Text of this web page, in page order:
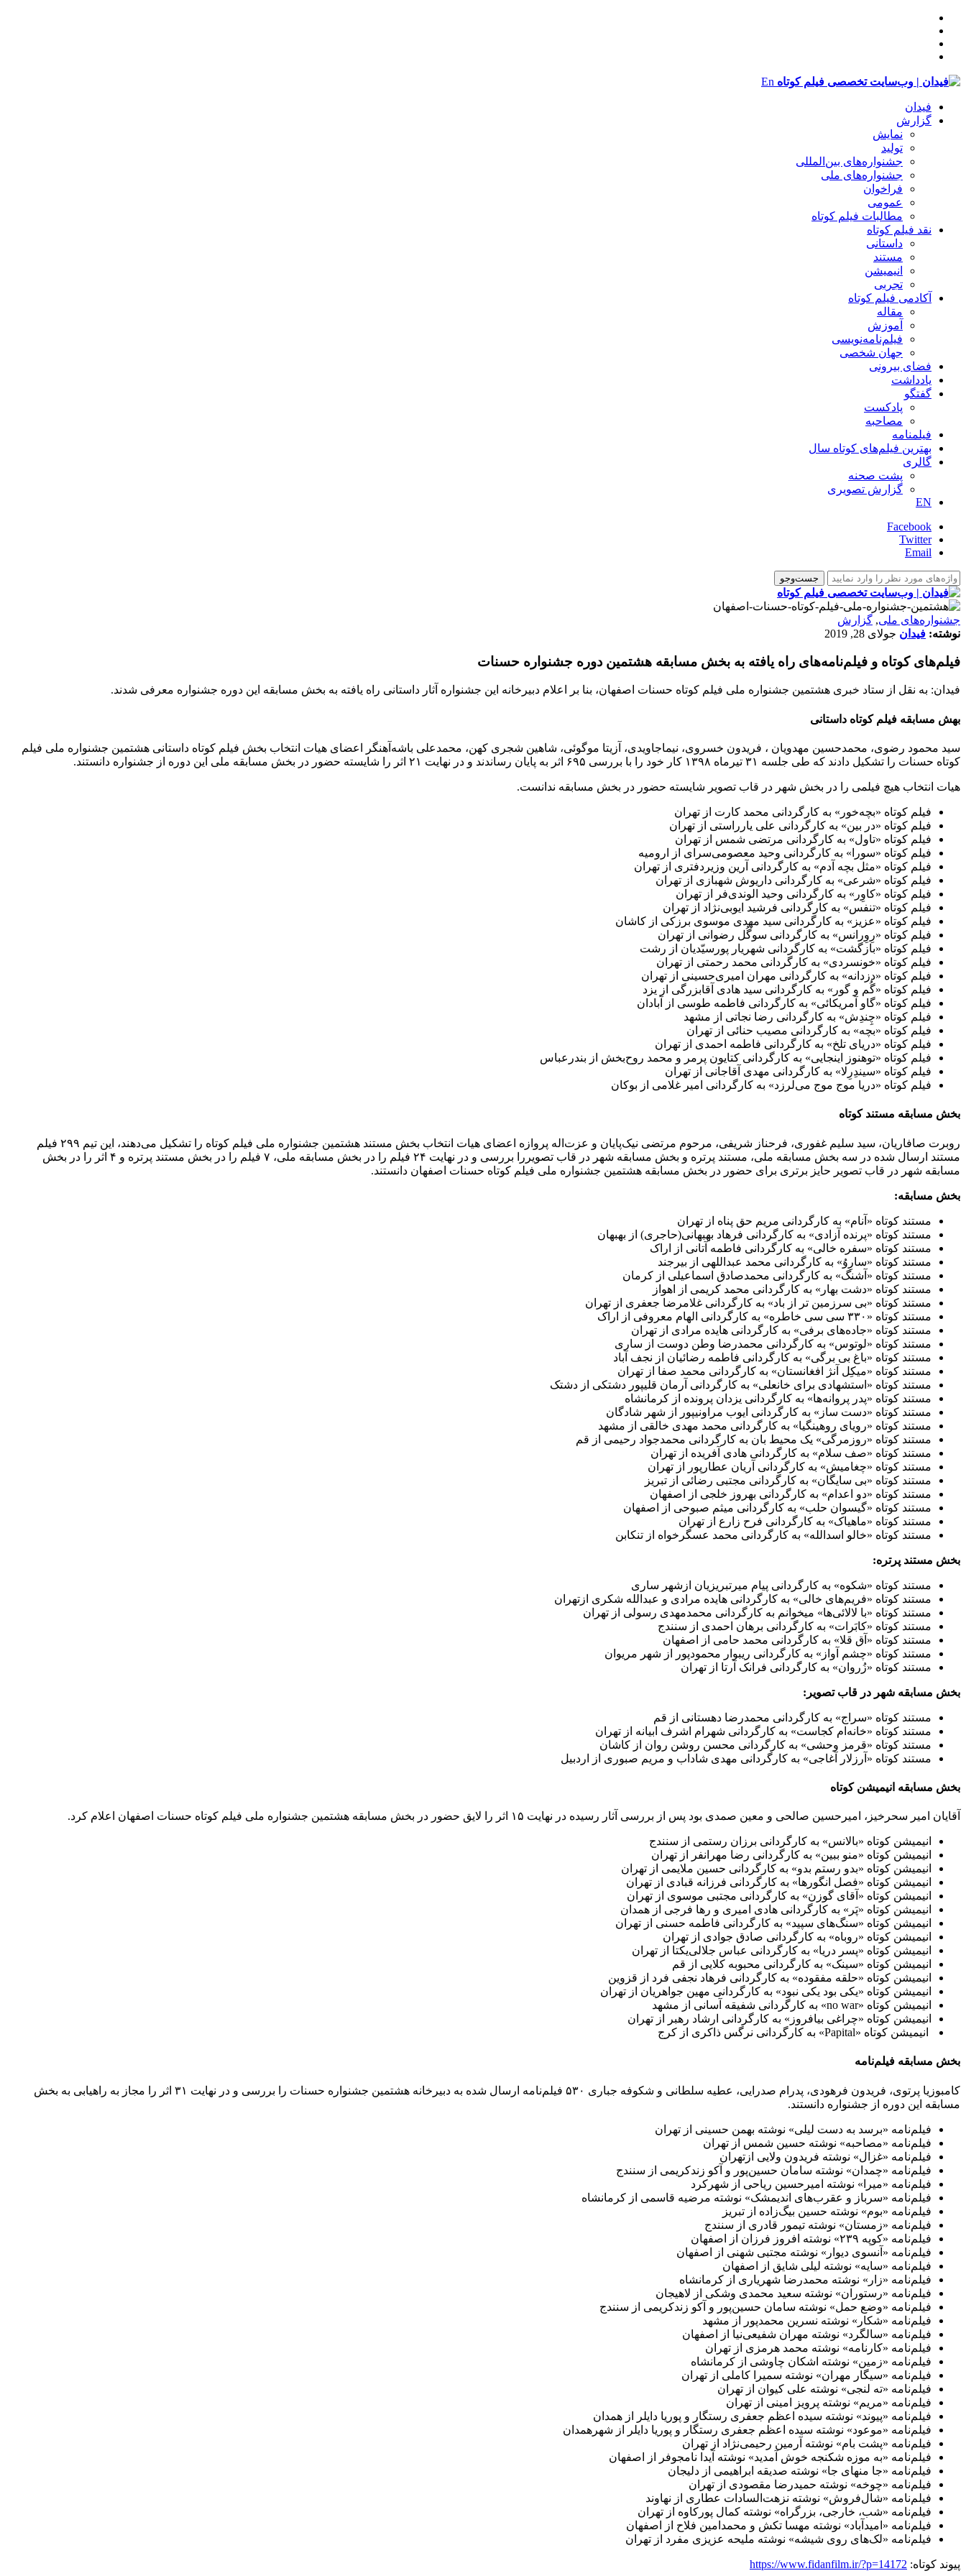
En
فیدان
گزارش
نمایش
تولید
‌‌جشنواره‌های بین‌المللی
جشنواره‌های ملی
فراخوان
عمومی
مطالبات فیلم کوتاه
نقد فیلم کوتاه
داستانی
مستند
انیمیشن
تجربی
آکادمی فیلم کوتاه
مقاله
آموزش
فیلم‌نامه‌نویسی
جهان شخصی
فضای بیرونی
یادداشت
گفتگو
پادکست
مصاحبه
فیلمنامه
بهترین فیلم‌های کوتاه سال
گالری
پشت صحنه
گزارش تصویری
EN
Facebook
Twitter
Email
جشنواره‌های ملی, گزارش
نوشته: فیدان جولای 28, 2019
فیلم‌های کوتاه و فیلم‌نامه‌های راه یافته به بخش مسابقه هشتمین دوره جشنواره حسنات
فیدان: به نقل از ستاد خبری هشتمین جشنواره ملی فیلم کوتاه حسنات اصفهان، بنا بر اعلام دبیرخانه این جشنواره آثار داستانی راه یافته به بخش مسابقه این دوره جشنواره معرفی شدند.
بهش مسابقه فیلم کوتاه داستانی
سید محمود رضوی، محمدحسین مهدویان ، فریدون خسروی، نیماجاویدی، آزیتا موگوئی، شاهین شجری کهن، محمدعلی باشه‌آهنگر اعضای هیات انتخاب بخش فیلم کوتاه داستانی هشتمین جشنواره ملی فیلم
کوتاه حسنات را تشکیل دادند که طی جلسه ۳۱ تیرماه ۱۳۹۸ کار خود را با بررسی ۶۹۵ اثر به پایان رساندند و در نهایت ۲۱ اثر را شایسته حضور در بخش مسابقه ملی این دوره از جشنواره دانستند.
هیات انتخاب هیچ فیلمی را در بخش شهر در قاب تصویر شایسته حضور در بخش مسابقه ندانست.
فیلم کوتاه «بچه‌خور» به کارگردانی محمد کارت از تهران
فیلم کوتاه «در بین» به کارگردانی علی یارراستی از تهران
فیلم کوتاه «تاول» به کارگردانی مرتضی شمس از تهران
فیلم کوتاه «سورا» به کارگردانی وحید معصومی‌سرای از ارومیه
فیلم کوتاه «مثل بچه آدم» به کارگردانی آرین وزیردفتری از تهران
فیلم کوتاه «شرعی» به کارگردانی داریوش شهبازی از تهران
فیلم کوتاه «کاوِر» به کارگردانی وحید الوندی‌فر از تهران
فیلم کوتاه «تنفس» به کارگردانی فرشید ایوبی‌نژاد از تهران
فیلم کوتاه «عزیز» به کارگردانی سید مهدی موسوی برزکی از کاشان
فیلم کوتاه «رِوِرانس» به کارگردانی سوگُل رضوانی از تهران
فیلم کوتاه «بازگشت» به کارگردانی شهریار پورسیّدیان از رشت
فیلم کوتاه «خونسردی» به کارگردانی محمد رحمتی از تهران
فیلم کوتاه «دزدانه» به کارگردانی مهران امیری‌حسینی از تهران
فیلم کوتاه «گُم و گور» به کارگردانی سید هادی آقابزرگی از یزد
فیلم کوتاه «گاو آمریکائی» به کارگردانی فاطمه طوسی از آبادان
فیلم کوتاه «چِندِش» به کارگردانی رضا نجاتی از مشهد
فیلم کوتاه «بچه» به کارگردانی مصیب حنائی از تهران
فیلم کوتاه «دریای تلخ» به کارگردانی فاطمه احمدی از تهران
فیلم کوتاه «توهنوز اینجایی» به کارگردانی کتایون پرمر و محمد روح‌بخش از بندرعباس
فیلم کوتاه «سیندِرِلا» به کارگردانی مهدی آقاجانی از تهران
فیلم کوتاه «دریا موج موج می‌لرزد» به کارگردانی امیر غلامی از بوکان
بخش مسابقه مستند کوتاه
روبرت صافاریان، سید سلیم غفوری، فرحناز شریفی، مرحوم مرتضی نیک‌پایان و عزت‌اله پروازه اعضای هیات انتخاب بخش مستند هشتمین جشنواره ملی فیلم کوتاه را تشکیل می‌دهند، این تیم ۲۹۹ فیلم
مستند ارسال شده در سه بخش مسابقه ملی، مستند پرتره و بخش مسابقه شهر در قاب تصویررا بررسی و در نهایت ۲۴ فیلم را در بخش مسابقه ملی، ۷ فیلم را در بخش مستند پرتره و ۴ اثر را در بخش
مسابقه شهر در قاب تصویر حایز برتری برای حضور در بخش مسابقه هشتمین جشنواره ملی فیلم کوتاه حسنات اصفهان دانستند.
بخش مسابقه:
مستند کوتاه «آنام» به کارگردانی مریم حق پناه از تهران
مستند کوتاه «پرنده آزادی» به کارگردانی فرهاد بهبهانی(حاجری) از بهبهان
مستند کوتاه «سفره خالی» به کارگردانی فاطمه آتانی از اراک
مستند کوتاه «سارِوُ» به کارگردانی محمد عبداللهی از بیرجند
مستند کوتاه «آشنگ» به کارگردانی محمدصادق اسماعیلی از کرمان
مستند کوتاه «دشت بهار» به کارگردانی محمد کریمی از اهواز
مستند کوتاه «بی سرزمین تر از باد» به کارگردانی غلامرضا جعفری از تهران
مستند کوتاه «۳۳۰ سی سی خاطره» به کارگردانی الهام معروفی از اراک
مستند کوتاه «جاده‌های برفی» به کارگردانی هایده مرادی از تهران
مستند کوتاه «لوتوس» به کارگردانی محمدرضا وطن دوست از ساری
مستند کوتاه «باغ بی برگی» به کارگردانی فاطمه رضائیان از نجف آباد
مستند کوتاه «میکِل آنژ افغانستان» به کارگردانی محمد صفا از تهران
مستند کوتاه «استشهادی برای خانعلی» به کارگردانی آرمان قلیپور دشتکی از دشتک
مستند کوتاه «پدر پروانه‌ها» به کارگردانی یزدان پرونده از کرمانشاه
مستند کوتاه «دست ساز» به کارگردانی ایوب مراونیپور از شهر شادگان
مستند کوتاه «رویای روهینگیا» به کارگردانی محمد مهدی خالقی از مشهد
مستند کوتاه «روزمرگی» یک محیط بان به کارگردانی محمدجواد رحیمی از قم
مستند کوتاه «صف سلام» به کارگردانی هادی آفریده از تهران
مستند کوتاه «چغامیش» به کارگردانی آریان عطارپور از تهران
مستند کوتاه «بی سایگان» به کارگردانی مجتبی رضائی از تبریز
مستند کوتاه «دو اعدام» به کارگردانی بهروز خلجی از اصفهان
مستند کوتاه «گیسوان حلب» به کارگردانی میثم صبوحی از اصفهان
مستند کوتاه «ماهیاک» به کارگردانی فرح زارع از تهران
مستند کوتاه «خالو اسدالله» به کارگردانی محمد عسگرخواه از تنکابن
بخش مستند پرتره:
مستند کوتاه «شکوه» به کارگردانی پیام میرتبریزیان ازشهر ساری
مستند کوتاه «فریم‌های خالی» به کارگردانی هایده مرادی و عبدالله شکری ازتهران
مستند کوتاه «با لالائی‌ها» میخوانم به کارگردانی محمدمهدی رسولی از تهران
مستند کوتاه «کابَرات» به کارگردانی برهان احمدی از سنندج
مستند کوتاه «آق قلا» به کارگردانی محمد حامی از اصفهان
مستند کوتاه «چشم آواز» به کارگردانی ریبوار محمودپور از شهر مریوان
مستند کوتاه «زُروان» به کارگردانی فرانک آرتا از تهران
بخش مسابقه شهر در قاب تصویر:
مستند کوتاه «سراج» به کارگردانی محمدرضا دهستانی از قم
مستند کوتاه «خانه‌ام کجاست» به کارگردانی شهرام اشرف ابیانه از تهران
مستند کوتاه «قرمز وحشی» به کارگردانی محسن روشن روان از کاشان
مستند کوتاه «آرزلار آغاجی» به کارگردانی مهدی شاداب و مریم صبوری از اردبیل
بخش مسابقه انیمیشن کوتاه
آقایان امیر سحرخیز، امیرحسین صالحی و معین صمدی بود پس از بررسی آثار رسیده در نهایت ۱۵ اثر را لایق حضور در بخش مسابقه هشتمین جشنواره ملی فیلم کوتاه حسنات اصفهان اعلام کرد.
انیمیشن کوتاه «بالانس» به کارگردانی برزان رستمی از سنندج
انیمیشن کوتاه «منو ببین» به کارگردانی رضا مهرانفر از تهران
انیمیشن کوتاه «بدو رستم بدو» به کارگردانی حسین ملایمی از تهران
انیمیشن کوتاه «فصل انگورها» به کارگردانی فرزانه قبادی از تهران
انیمیشن کوتاه «آقای گوزن» به کارگردانی مجتبی موسوی از تهران
انیمیشن کوتاه «پَر» به کارگردانی هادی امیری و رها فرجی از همدان
انیمیشن کوتاه «سنگ‌های سپید» به کارگردانی فاطمه حسنی از تهران
انیمیشن کوتاه «روباه» به کارگردانی صادق جوادی از تهران
انیمیشن کوتاه «پسر دریا» به کارگردانی عباس جلالی‌یکتا از تهران
انیمیشن کوتاه «سینک» به کارگردانی محبوبه کلایی از قم
انیمیشن کوتاه «حلقه مفقوده» به کارگردانی فرهاد نجفی ‌فرد از قزوین
انیمیشن کوتاه «یکی بود یکی نبود» به کارگردانی مهین جواهریان از تهران
انیمیشن کوتاه «no war» به کارگردانی شفیقه آسانی از مشهد
انیمیشن کوتاه «چراغی بیافروز» به کارگردانی ارشاد رهبر از تهران
انیمیشن کوتاه «Papital» به کارگردانی نرگس ذاکری از کرج
بخش مسابقه فیلم‌نامه‌
کامبوزیا پرتوی، فریدون فرهودی، پدرام صدرایی، عطیه سلطانی و شکوفه جباری ۵۳۰ فیلم‌نامه ارسال شده به دبیرخانه هشتمین جشنواره حسنات را بررسی و در نهایت ۳۱ اثر را مجاز به راهیابی به بخش
مسابقه این دوره از جشنواره دانستند.
فیلم‌نامه «برسد به دست لیلی» نوشته بهمن حسینی از تهران
فیلم‌نامه «مصاحبه» نوشته حسین شمس از تهران
فیلم‌نامه «غزال» نوشته فریدون ولایی ازتهران
فیلم‌نامه «چمدان» نوشته سامان حسین‌پور و آکو زندکریمی از سنندج
فیلم‌نامه «میرا» نوشته امیرحسین ریاحی از شهرکرد
فیلم‌نامه «سرباز و عقرب‌های اندیمشک» نوشته مرضیه قاسمی از کرمانشاه
فیلم‌نامه «بوم» نوشته حسین بیگ‌زاده از تبریز
فیلم‌نامه «زمستان» نوشته تیمور قادری از سنندج
فیلم‌نامه «کوپه ۲۳۹» نوشته افروز فرزان از اصفهان
فیلم‌نامه «آنسوی دیوار» نوشته مجتبی شهنی از اصفهان
فیلم‌نامه «سایه» نوشته لیلی شایق از اصفهان
فیلم‌نامه «زار» نوشته محمدرضا شهریاری از کرمانشاه
فیلم‌نامه «رستوران» نوشته سعید محمدی وشکی از لاهیجان
فیلم‌نامه «وضع حمل» نوشته سامان حسین‌پور و آکو زندکریمی از سنندج
فیلم‌نامه «شکار» نوشته نسرین محمدپور از مشهد
فیلم‌نامه «سالگرد» نوشته مهران شفیعی‌نیا از اصفهان
فیلم‌نامه «کارنامه» نوشته محمد هرمزی از تهران
فیلم‌نامه «زمین» نوشته اشکان چاوشی از کرمانشاه
فیلم‌نامه «سیگار مهران» نوشته سمیرا کاملی از تهران
فیلم‌نامه «ته لنجی» نوشته علی کیوان از تهران
فیلم‌نامه «مریم» نوشته پرویز امینی از تهران
فیلم‌نامه «پیوند» نوشته سیده اعظم جعفری رستگار و پوریا دایلر از همدان
فیلم‌نامه «موعود» نوشته سیده اعظم جعفری رستگار و پوریا دایلر از شهرهمدان
فیلم‌نامه «پشت بام» نوشته آرمین رحیمی‌نژاد از تهران
فیلم‌نامه «به موزه شکنجه خوش آمدید» نوشته آیدا نامجوفر از اصفهان
فیلم‌نامه «جا منهای جا» نوشته صدیقه ابراهیمی از دلیجان
فیلم‌نامه «چوخه» نوشته حمیدرضا مقصودی از تهران
فیلم‌نامه «شال‌فروش» نوشته نزهت‌السادات عطاری از نهاوند
فیلم‌نامه «شب، خارجی، بزرگراه» نوشته کمال پورکاوه از تهران
فیلم‌نامه «امیدآباد» نوشته مهسا تکش و محمدامین فلاح از اصفهان
فیلم‌نامه «لک‌های روی شیشه» نوشته ملیحه عزیزی مفرد از تهران
پیوند کوتاه: https://www.fidanfilm.ir/?p=14172